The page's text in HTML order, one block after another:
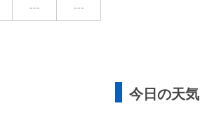
--- ---
今日の天気